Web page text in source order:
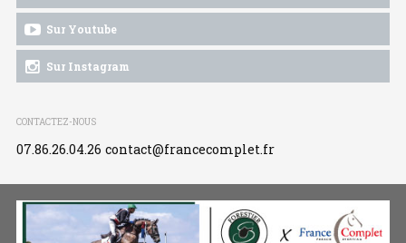
Sur Youtube
Sur Instagram
CONTACTEZ-NOUS
07.86.26.04.26 contact@francecomplet.fr